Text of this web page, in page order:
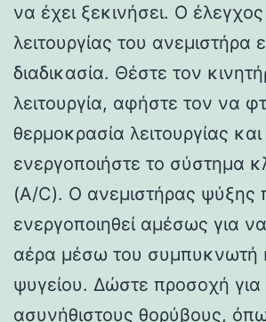
να έχει ξεκινήσει. Ο
λειτουργίας του ανεμιστήρα
διαδικασία. Θέστε τον
λειτουργία, αφήστε τον να
θερμοκρασία λειτουργίας και
ενεργοποιήστε το σύστημα
(A/C). Ο ανεμιστήρας ψύξης
ενεργοποιηθεί αμέσως για
αέρα μέσω του συμπυκνωτή
ψυγείου. Δώστε προσοχή για
ασυνήθιστους θορύβους,